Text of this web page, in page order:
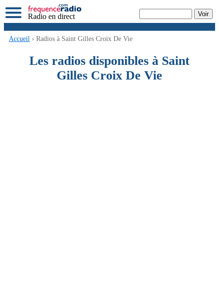
Radio en direct
Accueil › Radios à Saint Gilles Croix De Vie
Les radios disponibles à Saint
Gilles Croix De Vie